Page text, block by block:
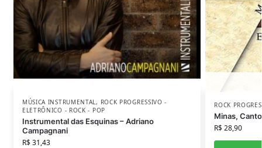
MÚSICA INSTRUMENTAL, ROCK PROGRESSIVO -
ELETRÔNICO - ROCK - POP
Instrumental das Esquinas – Adriano
Campagnani
R$31,43
ROCK
Minas,
R$28,90